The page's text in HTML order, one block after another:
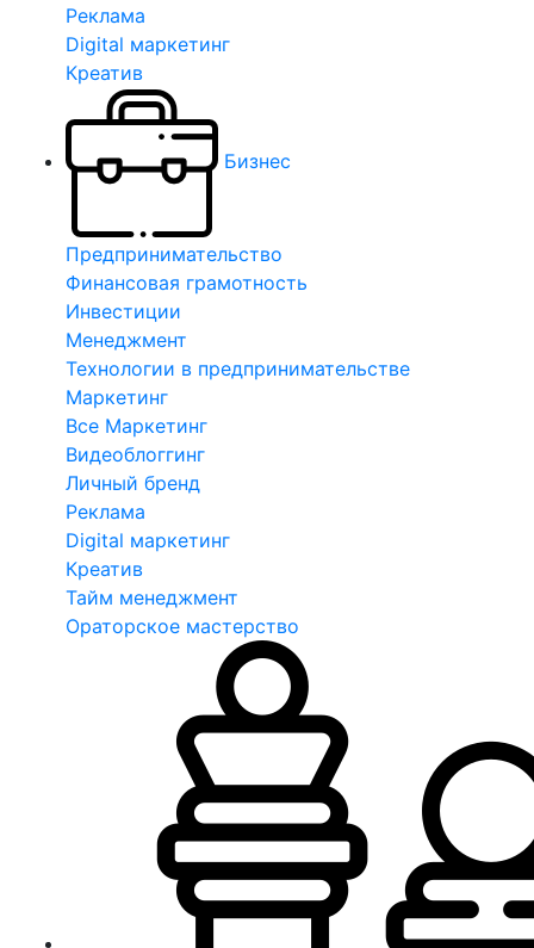
Реклама
Digital маркетинг
Креатив
Бизнес
Предпринимательство
Финансовая грамотность
Инвестиции
Менеджмент
Технологии в предпринимательстве
Маркетинг
Все Маркетинг
Видеоблоггинг
Личный бренд
Реклама
Digital маркетинг
Креатив
Тайм менеджмент
Ораторское мастерство